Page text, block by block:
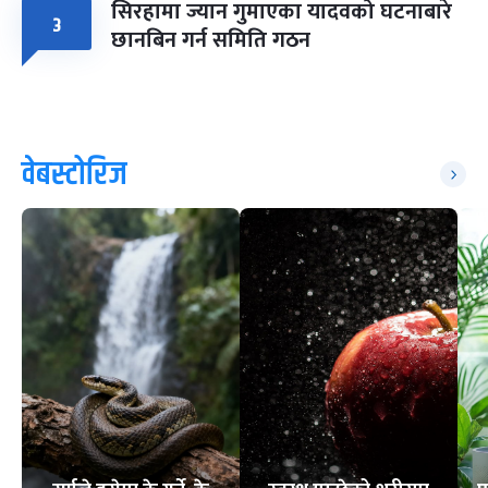
३ सिरहामा ज्यान गुमाएका यादवको घटनाबारे
छानबिन गर्न समिति गठन
वेबस्टोरिज